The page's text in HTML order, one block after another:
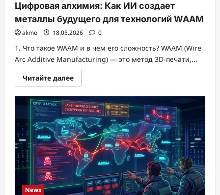
Цифровая алхимия: Как ИИ создает
металлы будущего для технологий WAAM
akme 18.05.2026 0
1. Что такое WAAM и в чем его сложность? WAAM (Wire
Arc Additive Manufacturing) — это метод 3D-печати,...
Читайте далееПрочитать
больше
Цифровая
алхимия:
Как
ИИ
создает
металлы
будущего
для
технологий
WAAM
News